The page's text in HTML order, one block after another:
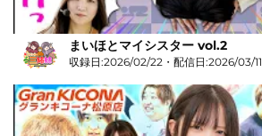
まいほとマイシスター vol.2
収録日:2026/02/22・配信日:2026/03/11